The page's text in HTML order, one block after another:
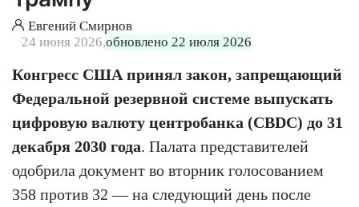
Евгений Смирнов
24 июня 2026,обновлено 22 июля 2026
Конгресс США принял закон, запрещающий
Федеральной резервной системе выпускать
цифровую валюту центробанка (CBDC) до 31
декабря 2030 года. Палата представителей
одобрила документ во вторник голосованием
358 против 32 — на следующий день после